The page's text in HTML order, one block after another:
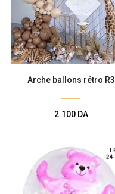
Arche ballons rétro R3
2.100 DA